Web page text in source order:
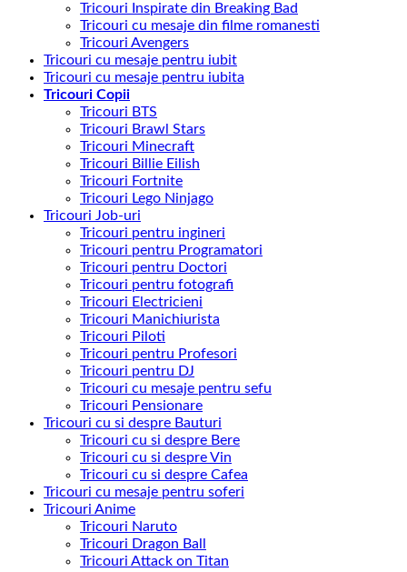
Tricouri Inspirate din Breaking Bad
Tricouri cu mesaje din filme romanesti
Tricouri Avengers
Tricouri cu mesaje pentru iubit
Tricouri cu mesaje pentru iubita
Tricouri Copii
Tricouri BTS
Tricouri Brawl Stars
Tricouri Minecraft
Tricouri Billie Eilish
Tricouri Fortnite
Tricouri Lego Ninjago
Tricouri Job-uri
Tricouri pentru ingineri
Tricouri pentru Programatori
Tricouri pentru Doctori
Tricouri pentru fotografi
Tricouri Electricieni
Tricouri Manichiurista
Tricouri Piloti
Tricouri pentru Profesori
Tricouri pentru DJ
Tricouri cu mesaje pentru sefu
Tricouri Pensionare
Tricouri cu si despre Bauturi
Tricouri cu si despre Bere
Tricouri cu si despre Vin
Tricouri cu si despre Cafea
Tricouri cu mesaje pentru soferi
Tricouri Anime
Tricouri Naruto
Tricouri Dragon Ball
Tricouri Attack on Titan